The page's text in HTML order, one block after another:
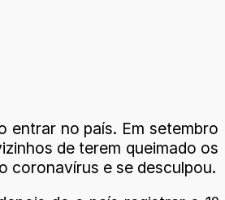
entrar no país. Em setembro
de terem queimado os
coronavírus e se desculpou.